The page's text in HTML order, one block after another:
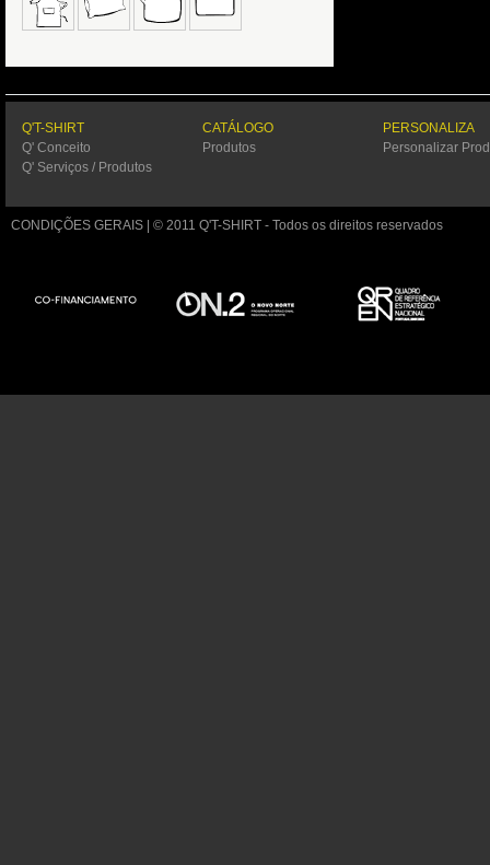
Q'T-SHIRT
Q' Conceito
Q' Serviços / Produtos
CATÁLOGO
Produtos
PERSONALIZA
Personalizar
CONDIÇÕES GERAIS | © 2011 Q'T-SHIRT - Todos os direitos reservados